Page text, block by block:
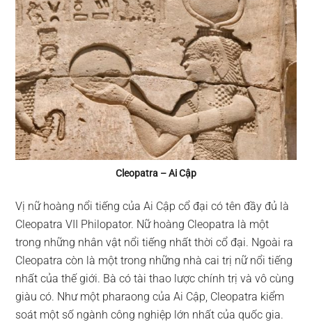
Cleopatra – Ai Cập
Vị nữ hoàng nổi tiếng của Ai Cập cổ đại có tên đầy đủ là
Cleopatra VII Philopator. Nữ hoàng Cleopatra là một
trong những nhân vật nổi tiếng nhất thời cổ đại. Ngoài ra
Cleopatra còn là một trong những nhà cai trị nữ nổi tiếng
nhất của thế giới. Bà có tài thao lược chính trị và vô cùng
giàu có. Như một pharaong của Ai Cập, Cleopatra kiểm
soát một số ngành công nghiệp lớn nhất của quốc gia.